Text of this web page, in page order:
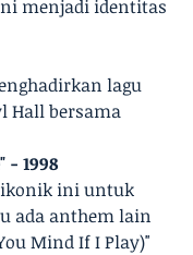
menjadi identitas
lagu
Hall bersama
- 1998
ini untuk
ada anthem lain
Mind If I Play)"